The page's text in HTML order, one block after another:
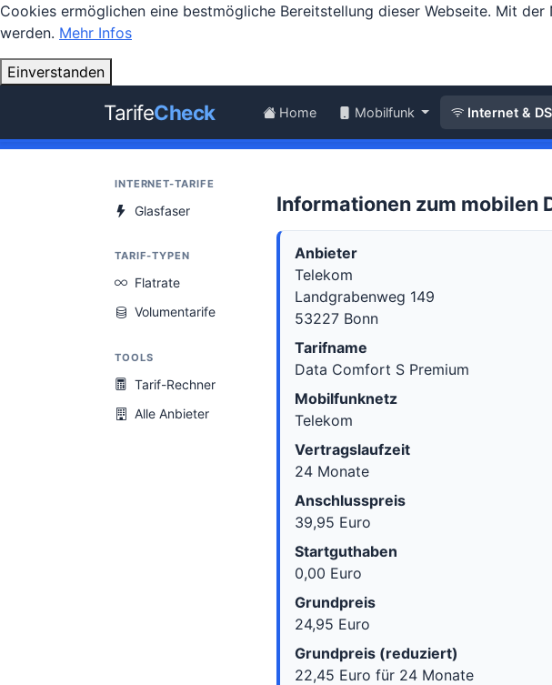
Cookies ermöglichen eine bestmögliche Bereitstellung dieser Webseite. Mit
werden. Mehr Infos
Einverstanden
TarifeCheck Home Mobilfunk Internet &
INTERNET-TARIFE
Glasfaser
TARIF-TYPEN
Flatrate
Volumentarife
TOOLS
Tarif-Rechner
Alle Anbieter
Informationen zum mobilen
Anbieter
Telekom
Landgrabenweg 149
53227 Bonn
Tarifname
Data Comfort S Premium
Mobilfunknetz
Telekom
Vertragslaufzeit
24 Monate
Anschlusspreis
39,95 Euro
Startguthaben
0,00 Euro
Grundpreis
24,95 Euro
Grundpreis (reduziert)
22,45 Euro für 24 Monate